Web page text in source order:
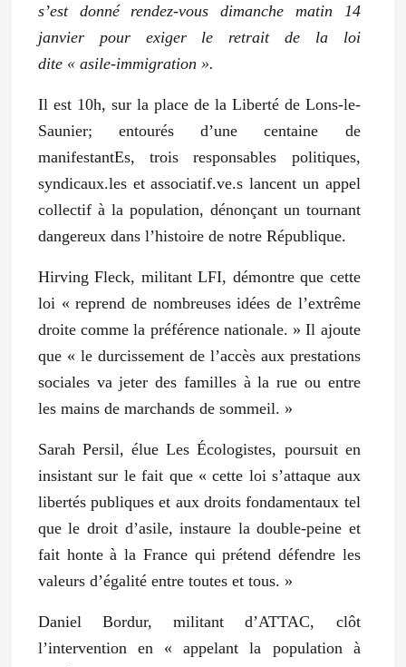
s’est donné rendez-vous dimanche matin 14
janvier pour exiger le retrait de la loi
dite « asile-immigration ».
Il est 10h, sur la place de la Liberté de Lons-le-
Saunier; entourés d’une centaine de
manifestantEs, trois responsables politiques,
syndicaux.les et associatif.ve.s lancent un appel
collectif à la population, dénonçant un tournant
dangereux dans l’histoire de notre République.
Hirving Fleck, militant LFI, démontre que cette
loi « reprend de nombreuses idées de l’extrême
droite comme la préférence nationale. » Il ajoute
que« le durcissement de l’accès aux prestations
sociales va jeter des familles à la rue ou entre
les mains de marchands de sommeil. »
Sarah Persil, élue Les Écologistes, poursuit en
insistant sur le fait que « cette loi s’attaque aux
libertés publiques et aux droits fondamentaux tel
que le droit d’asile, instaure la double-peine et
fait honte à la France qui prétend défendre les
valeurs d’égalité entre toutes et tous. »
Daniel Bordur, militant d’ATTAC, clôt
l’intervention en « appelant la population à